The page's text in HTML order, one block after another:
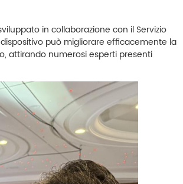
in collaborazione con il Servizio
può migliorare efficacemente la
attirando numerosi esperti presenti